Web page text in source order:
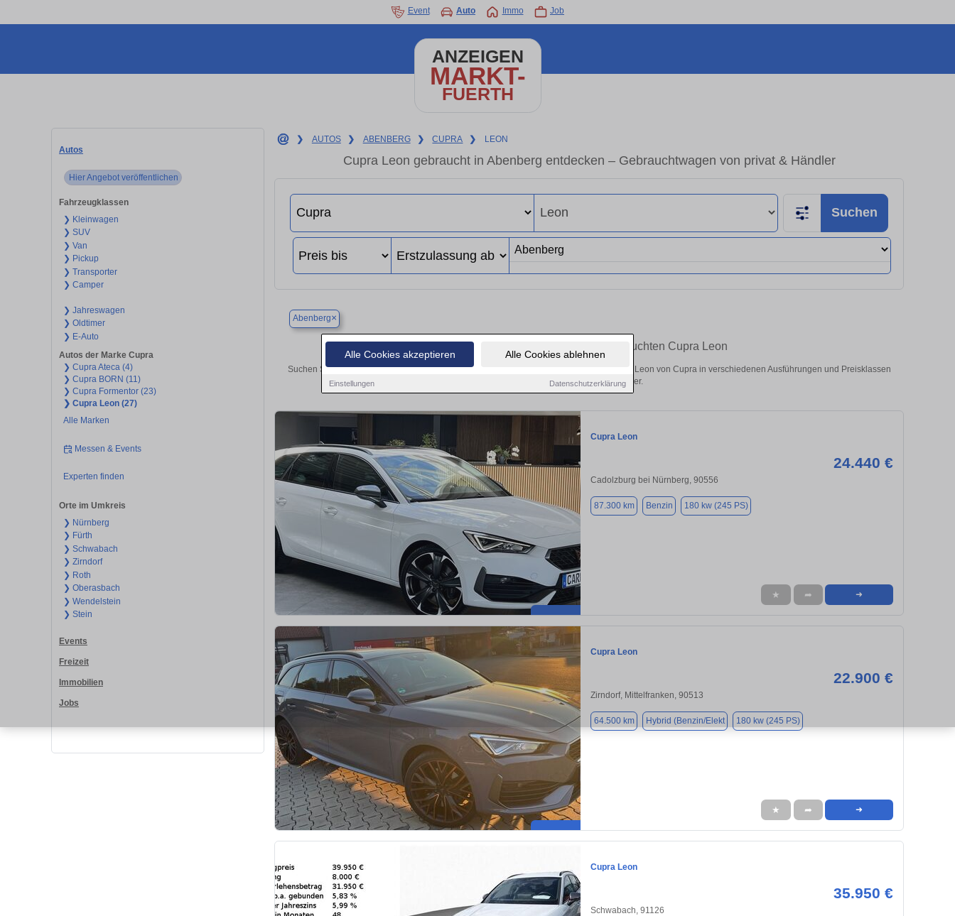
Alle Cookies akzeptieren Alle Cookies ablehnen
Einstellungen Datenschutzerklärung
Event Auto Immo Job
ANZEIGEN
MARKT-
FUERTH
Autos
Hier Angebot veröffentlichen
Fahrzeugklassen
❯ Kleinwagen
❯ SUV
❯ Van
❯ Pickup
❯ Transporter
❯ Camper
❯ Jahreswagen
❯ Oldtimer
❯ E-Auto
Autos der Marke Cupra
❯ Cupra Ateca (4)
❯ Cupra BORN (11)
❯ Cupra Formentor (23)
❯ Cupra Leon (27)
Alle Marken
Messen & Events
Experten finden
Orte im Umkreis
❯ Nürnberg
❯ Fürth
❯ Schwabach
❯ Zirndorf
❯ Roth
❯ Oberasbach
❯ Wendelstein
❯ Stein
Events
Freizeit
Immobilien
Jobs
❯ AUTOS ❯ ABENBERG ❯ CUPRA ❯ LEON
Cupra Leon gebraucht in Abenberg entdecken – Gebrauchtwagen von privat & Händler
Suchen
Abenberg×
Finden Sie in Abenberg Ihren gebrauchten Cupra Leon
Suchen Sie in Abenberg einen Cupra Leon Gebrauchtwagen? Entdecken Sie gebrauchte Leon von Cupra in verschiedenen Ausführungen und Preisklassen
von privat und vom Händler.
Cupra Leon
24.440 €
Cadolzburg bei Nürnberg, 90556
87.300 km Benzin 180 kw (245 PS)
★ ➦ ➜
Cupra Leon
22.900 €
Zirndorf, Mittelfranken, 90513
64.500 km Hybrid (Benzin/Elekt 180 kw (245 PS)
★ ➦ ➜
Cupra Leon
35.950 €
Schwabach, 91126